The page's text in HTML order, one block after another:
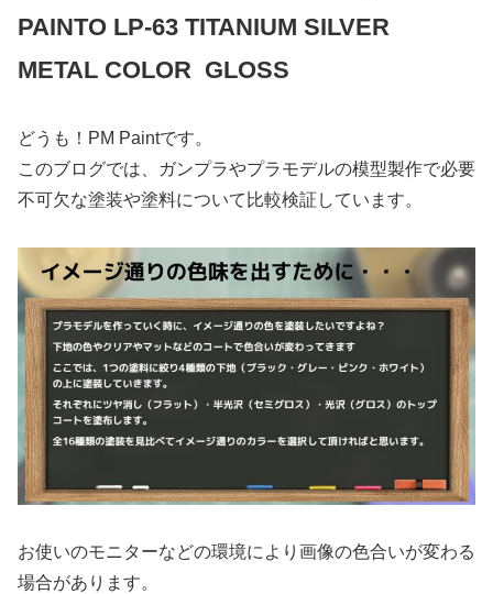
PAINTO LP-63 TITANIUM SILVER
METAL COLOR GLOSS
どうも！PM Paintです。
このブログでは、ガンプラやプラモデルの模型製作で必要
不可欠な塗装や塗料について比較検証しています。
お使いのモニターなどの環境により画像の色合いが変わる
場合があります。